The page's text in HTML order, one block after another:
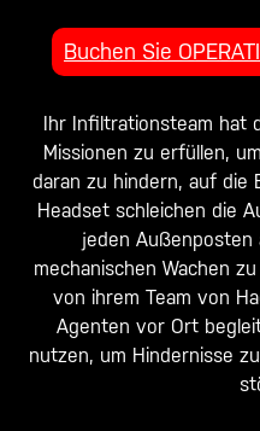
Buchen Sie
Ihr Infiltrationsteam hat
Missionen zu erfüllen,
daran zu hindern, auf die
Headset schleichen die
jeden Außenposten
mechanischen Wachen
von ihrem Team von
Agenten vor Ort
nutzen, um Hindernisse